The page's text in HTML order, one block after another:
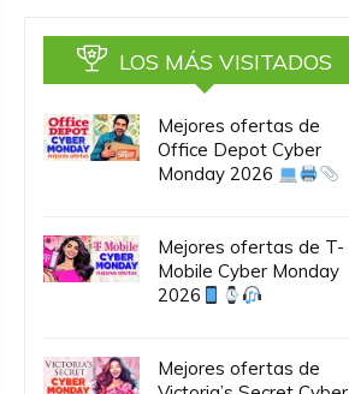
LOS MÁS VISITADOS
Mejores ofertas de
Office Depot Cyber
Monday 2026
Mejores ofertas de T-
Mobile Cyber Monday
2026
Mejores ofertas de